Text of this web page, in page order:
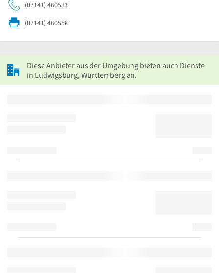
(07141) 460533
(07141) 460558
Diese Anbieter aus der Umgebung bieten auch Dienste
in Ludwigsburg, Württemberg an.